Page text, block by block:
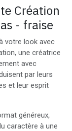
Création
- fraise
votre look avec
une créatrice
avec
par leurs
et leur esprit
généreux,
caractère à une